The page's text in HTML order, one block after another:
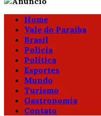
Home
Vale do Paraíba
Brasil
Polícia
Política
Esportes
Mundo
Turismo
Gastronomia
Contato